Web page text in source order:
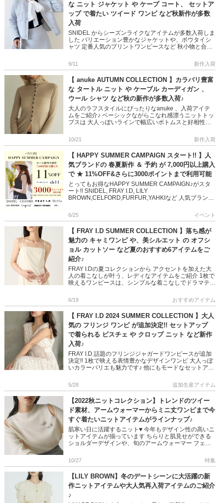
な ニット ジャケット や ケープ コート、 セットア
ップ で着たい ツイード ワンピ など秋新作が多数
入荷
SNIDEL からシーズンライクなアイテムが多数入荷しま
した バリエーション豊かなジャケットや、ボウタイシ
ャツ 定番人気のプリントワンピースなど 秋小物と合わ
てくださいね […]
9/11 新作入荷
【 anuke AUTUMN COLLECTION 】カラバリ豊富
な タートル ニット や ケーブル カーディガン 、
ウール シャツ など秋の新作が多数入荷♪
大人のラフスタイルにぴったりなanuke 、入荷アイテ
ムをご紹介♪ ベーシックながらこなれ感漂うニットトッ
プスは 大人っぽいラインで幅広いボトムスと好相性◎
抜群です デ […]
10/21 新作入荷
【 HAPPY SUMMER CAMPAIGN スタート!! 】人
気ブランドの 春夏新作 ＆ 予約 が 7,000円以上購入
で ★ 11%OFF&さらに3000ポイントまで利用可能
とってもお得なHAPPY SUMMER CAMPAIGN♪がスタ
ート!! SNIDEL, FRAY I.D, LILY
BROWN,CELFORD,FURFUR,YAHKIなど 人気ブランド
6/25 イベント
【 FRAY I.D SUMMER COLLECTION 】落ち感が
魅力の キャミワンピ や、美シルエット の オフシ
ョル カットソー など夏のおすすめ6アイテムをご
紹介♪
FRAY I.Dの夏コレクションから アクセントを加えた大
人の着こなしが叶う、レディなアイテムをご紹介 1枚で
映えるワンピースは、シンプルな着こなしでドラマティ
[…]
6/19 おすすめアイテム
【 FRAY I.D 2024 SUMMER COLLECTION 】大人
気の フリンジ ワンピ が追加決定!! セットアップ
で着られる ビスチェ や クロップ ニット など新作
入荷♪
FRAY I.D 話題のフリンジジャガードワンピースが追加
決定!! 1枚で映える表情豊かなデザインワンピ 大人っぽ
いカラーバリエも魅力です♪ 他にもモードなセットアッ
ェ […]
5/28 追加生産アイテム
【2022秋ニットコレクション】トレンドのツイー
ド素材、アームウォーマーからミニ丈ワンピまで今
すぐ着たいニットアイテムがラインナップ♪
肌寒い日に活躍するニット♥ 今年もデザイン性の高いニ
ットアイテムが揃っています ちらりと肌見せができる
ショルダーデザインや、旬のアームウォーマー フェミ
豊富にラインナップ […]
10/27 特集
【LILY BROWN】冬のデートシーンに大活躍の新
作ニットアイテムや大人気再入荷アイテムのご紹介
♪